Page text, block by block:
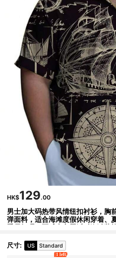
HK$129.00
男士加大码热带风情纽扣衬衫，胸
弹面料，适合海滩度假休闲穿着、
季易打理、夏威夷主题派对海滩装
情，透气面料，是度假衣橱必备单
好者，尽享热带风情假期
尺寸: US Standard
1 left